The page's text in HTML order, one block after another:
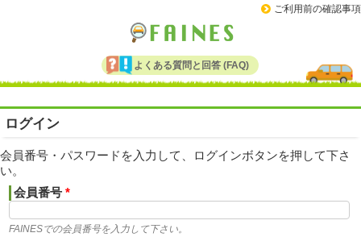
ご利用前の確認事項
よくある質問と回答 (FAQ)
ログイン
会員番号・パスワードを入力して、ログインボタンを押して下さ
い。
会員番号 *
FAINESでの会員番号を入力して下さい。